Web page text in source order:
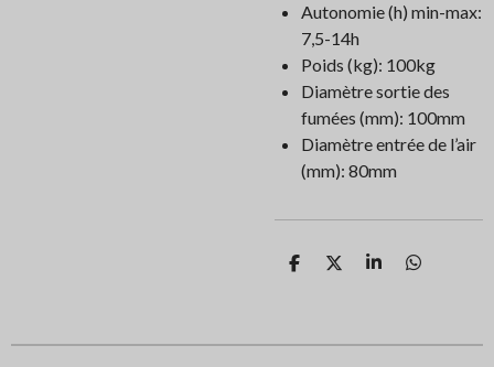
Autonomie (h) min-max:
7,5-14h
Poids (kg): 100kg
Diamètre sortie des
fumées (mm): 100mm
Diamètre entrée de l’air
(mm): 80mm
P
a
P
a
P
a
P
a